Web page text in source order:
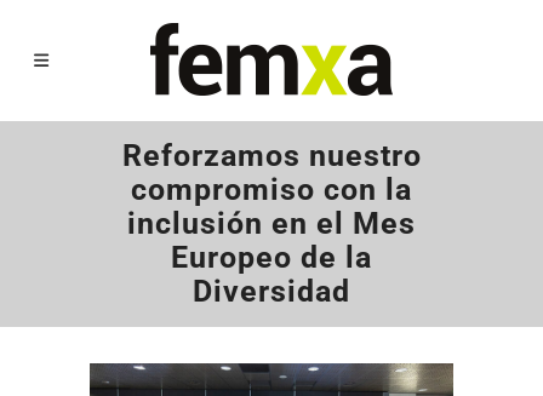
Reforzamos nuestro
compromiso con la
inclusión en el Mes
Europeo de la
Diversidad